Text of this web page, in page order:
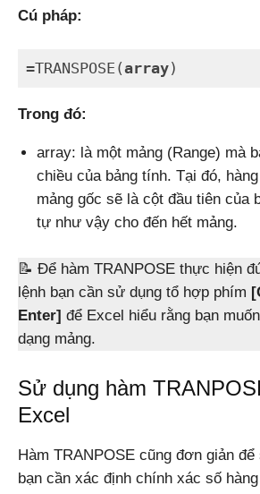
Cú pháp:
=TRANSPOSE(array)
Trong đó:
array: là một mảng (Range) mà
chiều của bảng tính. Tại đó,
mảng gốc sẽ là cột đầu tiên của
tự như vậy cho đến hết mảng.
📝 Để hàm TRANPOSE thực hiện
lệnh bạn cần sử dụng tổ hợp phím
Enter] để Excel hiểu rằng bạn
dạng mảng.
Sử dụng hàm
Excel
Hàm TRANPOSE cũng đơn giản
bạn cần xác định chính xác số